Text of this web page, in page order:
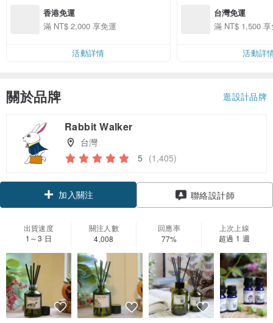
香港免運
滿 NT$ 2,000 享免運
活動詳情
台灣免運
滿 NT$ 1,500
活動詳
關於品牌 逛設計品牌
Rabbit Walker
台灣
5 (1,405)
加入關注 聯絡設計師
出貨速度
1～3 日
關注人數
4,008
回應率
77%
上次上線
超過 1 週